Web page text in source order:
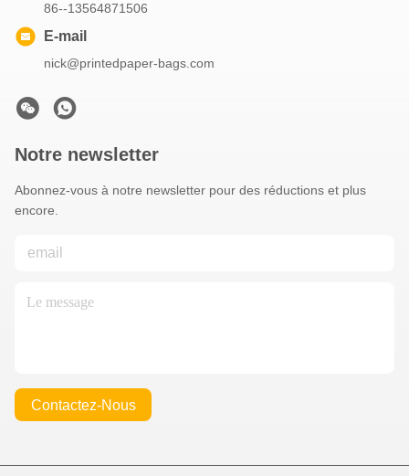
86--13564871506
E-mail
nick@printedpaper-bags.com
Notre newsletter
Abonnez-vous à notre newsletter pour des réductions et plus
encore.
Contactez-Nous